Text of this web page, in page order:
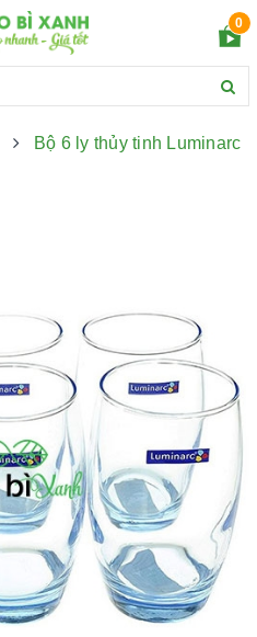
0
Bộ 6 ly thủy tinh Luminarc